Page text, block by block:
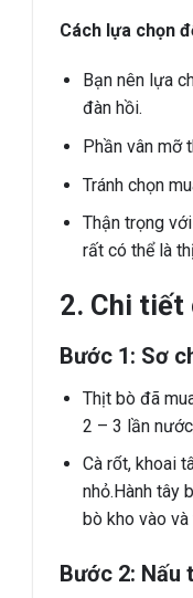
Cách lựa chọn
Bạn nên lựa
đàn hồi.
Phần vân mỡ
Tránh chọn
Thận trọng
rất có thể là
2. Chi tiết
Bước 1: Sơ
Thịt bò đã
2 – 3 lần
Cà rốt, khoai
nhỏ.Hành tây
bò kho vào
Bước 2: Nấu